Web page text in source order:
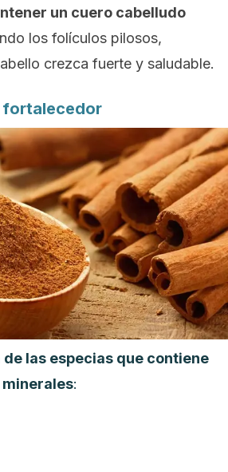
un cuero cabelludo
los folículos pilosos,
crezca fuerte y saludable.
fortalecedor
de las especias que contiene
: